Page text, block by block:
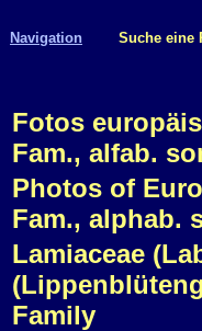
Navigation Suche eine
Fotos
Fam., alfab.
Photos of
Fam., alphab.
Lamiaceae
Family